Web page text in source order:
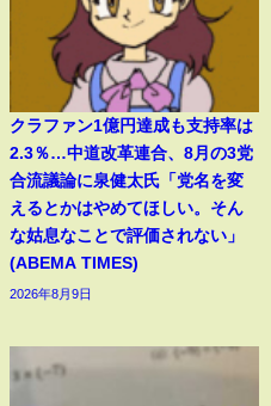
クラファン1億円達成も支持率は
2.3％…中道改革連合、8月の3党
合流議論に泉健太氏「党名を変
えるとかはやめてほしい。そん
な姑息なことで評価されない」
(ABEMA TIMES)
2026年8月9日